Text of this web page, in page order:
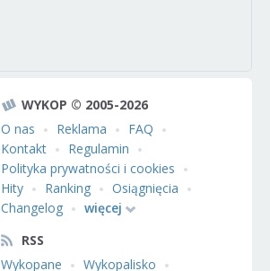
WYKOP © 2005-2026
O nas
Reklama
FAQ
Kontakt
Regulamin
Polityka prywatności i cookies
Hity
Ranking
Osiągnięcia
Changelog
więcej
RSS
Wykopane
Wykopalisko